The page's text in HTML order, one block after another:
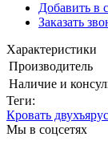
Добавить в
Заказать
Характеристики
Производитель
Наличие и
Теги:
Кровать
Мы в соцсетях